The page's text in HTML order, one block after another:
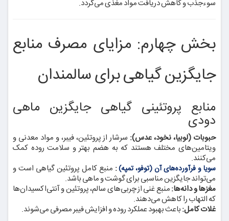
سوء‌جذب و کاهش دریافت مواد مغذی می‌گردد.
بخش چهارم: مزایای مصرف منابع
جایگزین گیاهی برای سالمندان
منابع پروتئینی گیاهی جایگزین ماهی
دودی
حبوبات (لوبیا، نخود، عدس): سرشار از پروتئین، فیبر، و مواد معدنی و
ویتامین‌های مختلف هستند که به هضم بهتر و سلامت روده کمک
می‌کنند.
سویا و فرآورده‌های آن (توفو، تمپه): منبع کامل پروتئین گیاهی است و
می‌تواند جایگزین مناسبی برای گوشت و ماهی باشد.
مغزها و دانه‌ها:منبع غنی از چربی‌های سالم، پروتئین و آنتی‌اکسیدان‌ها
که التهاب را کاهش می‌دهند.
غلات کامل:باعث بهبود عملکرد روده و افزایش فیبر مصرفی می‌شوند.